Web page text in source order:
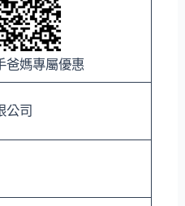
爸媽專屬優惠
公司